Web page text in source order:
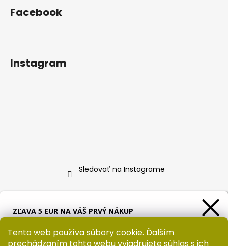
Tento web používa súbory cookie. Ďalším
Facebook
Instagram
Sledovať na Instagrame
Obchodné podmienky
ZĽAVA 5 EUR NA VÁŠ PRVÝ NÁKUP